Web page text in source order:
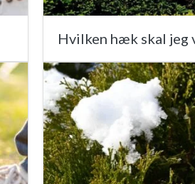
Hvilken hæk skal jeg